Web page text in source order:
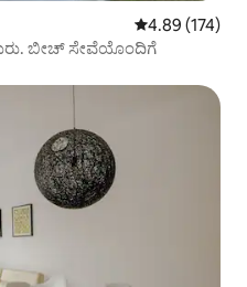
5 ರಲ್ಲಿ 4.89
4.89 (174)
ಬೀಚ್ ಸೇವೆಯೊಂದಿಗೆ